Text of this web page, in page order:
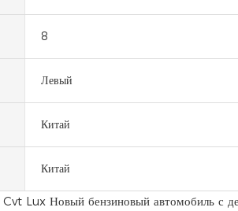
8
Левый
Китай
Китай